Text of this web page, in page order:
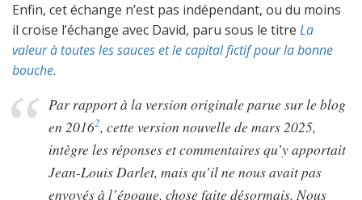
Enfin, cet échange n’est pas indépendant, ou du moins
il croise l’échange avec David, paru sous le titre La
valeur à toutes les sauces et le capital fictif pour la bonne
bouche.
Par rapport à la version originale parue sur le blog
en 20162, cette version nouvelle de mars 2025,
intègre les réponses et commentaires qu’y apportait
Jean-Louis Darlet, mais qu’il ne nous avait pas
envoyés à l’époque, chose faite désormais. Nous